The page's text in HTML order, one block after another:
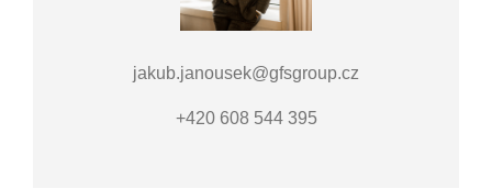
jakub.janousek@gfsgroup.cz
+420 608 544 395